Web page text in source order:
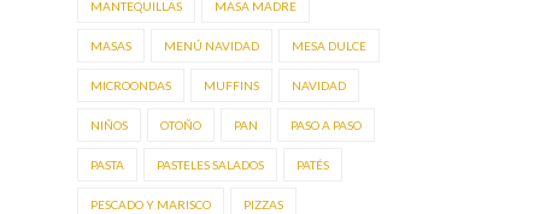
MANTEQUILLAS MASA MADRE
MASAS MENÚ NAVIDAD MESA DULCE
MICROONDAS MUFFINS NAVIDAD
NIÑOS OTOÑO PAN PASO A PASO
PASTA PASTELES SALADOS PATÉS
PESCADO Y MARISCO PIZZAS